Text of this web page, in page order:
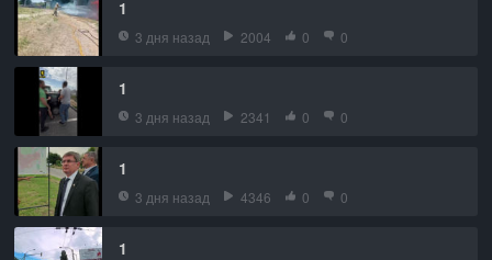
1
3 дня назад 2004 0 0
1
3 дня назад 2341 0 0
1
3 дня назад 4346 0 0
1